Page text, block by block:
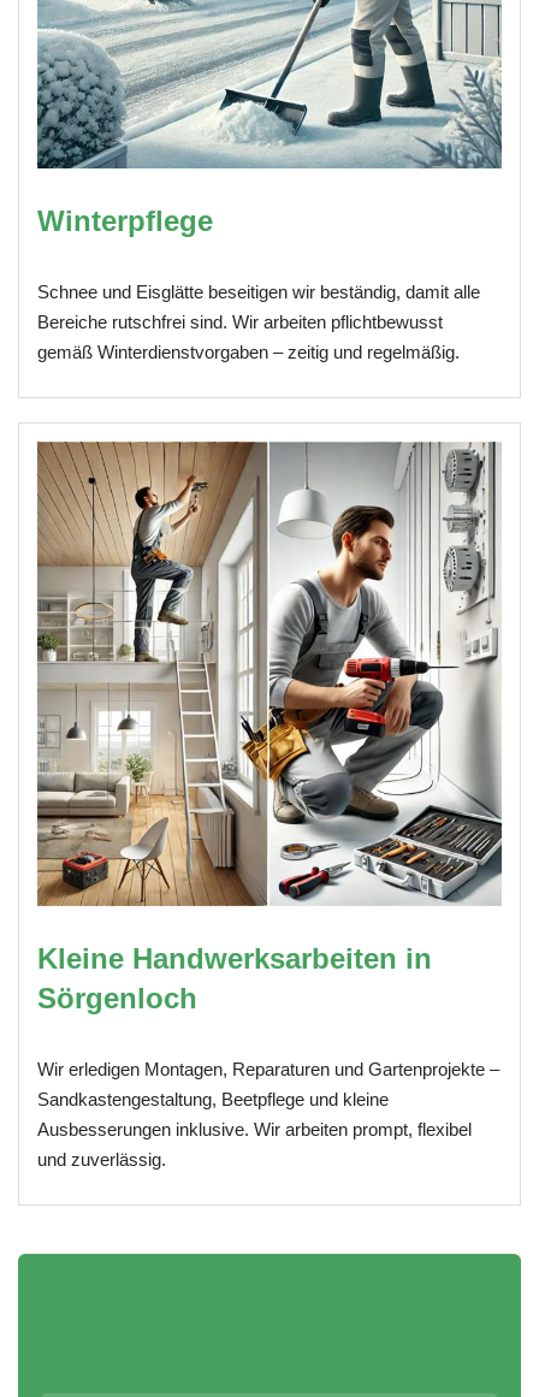
Winterpflege
Schnee und Eisglätte beseitigen wir beständig, damit alle
Bereiche rutschfrei sind. Wir arbeiten pflichtbewusst
gemäß Winterdienstvorgaben – zeitig und regelmäßig.
Kleine Handwerksarbeiten in
Sörgenloch
Wir erledigen Montagen, Reparaturen und Gartenprojekte –
Sandkastengestaltung, Beetpflege und kleine
Ausbesserungen inklusive. Wir arbeiten prompt, flexibel
und zuverlässig.